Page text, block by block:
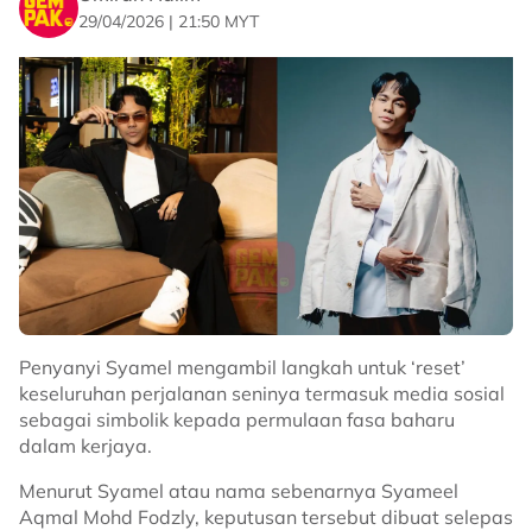
29/04/2026 | 21:50 MYT
Penyanyi Syamel mengambil langkah untuk ‘reset’
keseluruhan perjalanan seninya termasuk media sosial
sebagai simbolik kepada permulaan fasa baharu
dalam kerjaya.
Menurut Syamel atau nama sebenarnya Syameel
Aqmal Mohd Fodzly, keputusan tersebut dibuat selepas